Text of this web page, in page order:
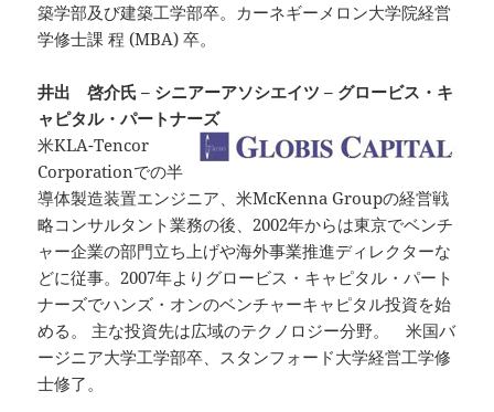
築学部及び建築工学部卒。カーネギーメロン大学院経営
学修士課 程 (MBA) 卒。
井出 啓介氏 – シニアーアソシエイツ – グロービス・キ
ャピタル・パートナーズ
米KLA-Tencor
Corporationでの半
導体製造装置エンジニア、米McKenna Groupの経営戦
略コンサルタント業務の後、2002年からは東京でベンチ
ャー企業の部門立ち上げや海外事業推進ディレクターな
どに従事。2007年よりグロービス・キャピタル・パート
ナーズでハンズ・オンのベンチャーキャピタル投資を始
める。 主な投資先は広域のテクノロジー分野。 米国バ
ージニア大学工学部卒、スタンフォード大学経営工学修
士修了。